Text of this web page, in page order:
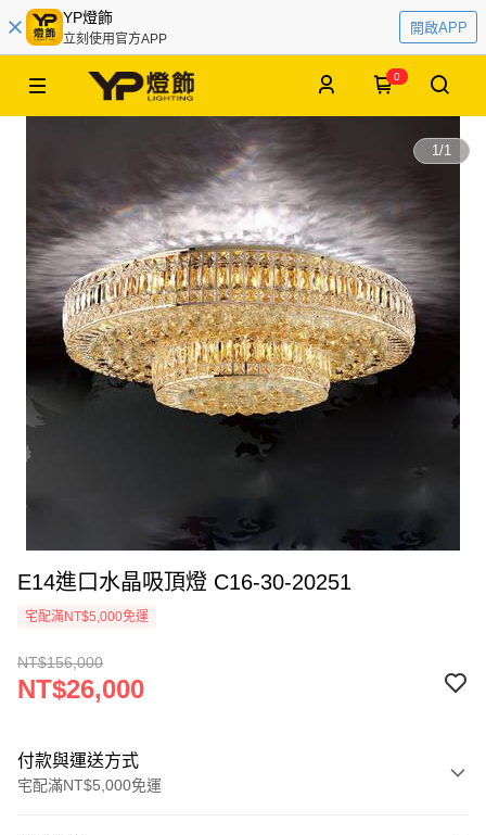
YP燈飾
立刻使用官方APP
開啟APP
0
1/1
E14進口水晶吸頂燈 C16-30-20251
宅配滿NT$5,000免運
NT$156,000
NT$26,000
付款與運送方式
宅配滿NT$5,000免運